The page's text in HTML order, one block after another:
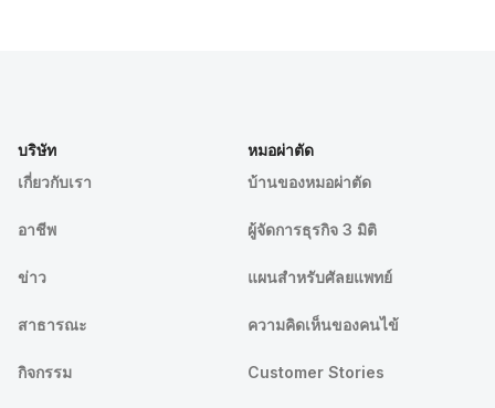
บริษัท
เกี่ยวกับเรา
อาชีพ
ข่าว
สาธารณะ
กิจกรรม
หมอผ่าตัด
บ้านของหมอผ่าตัด
ผู้จัดการธุรกิจ 3 มิติ
แผนสำหรับศัลยแพทย์
ความคิดเห็นของคนไข้
Customer Stories